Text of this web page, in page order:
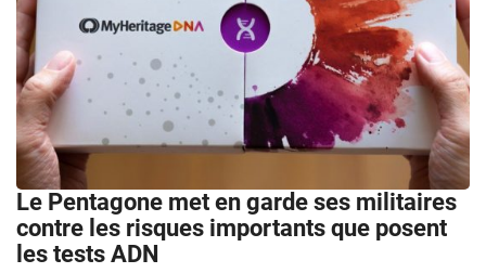
Le Pentagone met en garde ses militaires
contre les risques importants que posent
les tests ADN